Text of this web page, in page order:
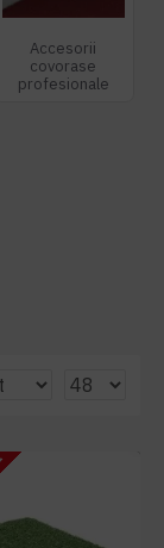
Accesorii
covorase
profesionale